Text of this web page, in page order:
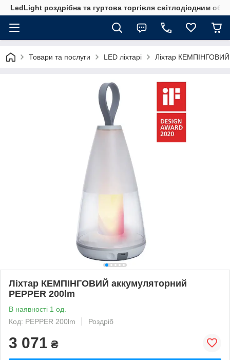
LedLight роздрiбна та гуртова торгiвля свiтлодiодним
Товари та послуги LED ліхтарі Ліхтар КЕМПІНГОВИЙ
Ліхтар КЕМПІНГОВИЙ аккумуляторний
PEPPER 200lm
В наявності 1 од.
Код: PEPPER 200lm
Роздріб
3 071 ₴